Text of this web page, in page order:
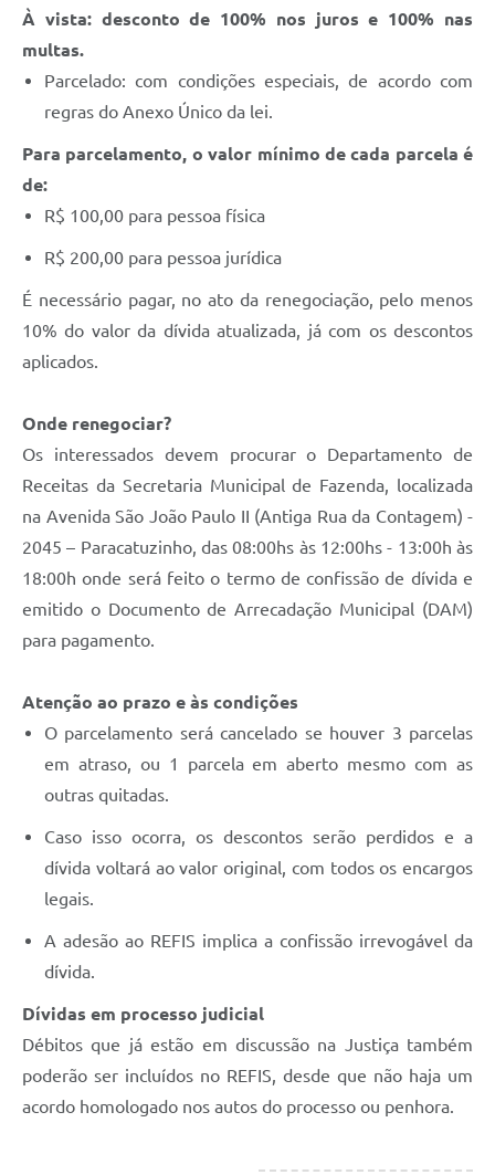
À vista: desconto de 100% nos juros e 100% nas
multas.
Parcelado: com condições especiais, de acordo com
regras do Anexo Único da lei.
Para parcelamento, o valor mínimo de cada parcela é
de:
R$ 100,00 para pessoa física
R$ 200,00 para pessoa jurídica
É necessário pagar, no ato da renegociação, pelo menos
10% do valor da dívida atualizada, já com os descontos
aplicados.
Onde renegociar?
Os interessados devem procurar o Departamento de
Receitas da Secretaria Municipal de Fazenda, localizada
na Avenida São João Paulo II (Antiga Rua da Contagem) -
2045 – Paracatuzinho, das 08:00hs às 12:00hs - 13:00h às
18:00h onde será feito o termo de confissão de dívida e
emitido o Documento de Arrecadação Municipal (DAM)
para pagamento.
Atenção ao prazo e às condições
O parcelamento será cancelado se houver 3 parcelas
em atraso, ou 1 parcela em aberto mesmo com as
outras quitadas.
Caso isso ocorra, os descontos serão perdidos e a
dívida voltará ao valor original, com todos os encargos
legais.
A adesão ao REFIS implica a confissão irrevogável da
dívida.
Dívidas em processo judicial
Débitos que já estão em discussão na Justiça também
poderão ser incluídos no REFIS, desde que não haja um
acordo homologado nos autos do processo ou penhora.